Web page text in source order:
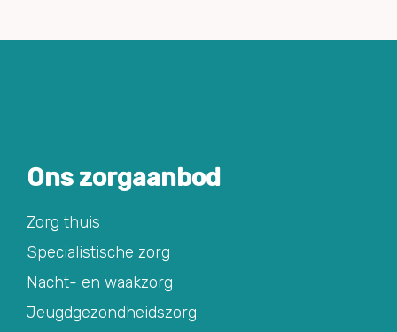
Ons zorgaanbod
Zorg thuis
Specialistische zorg
Nacht- en waakzorg
Jeugdgezondheidszorg